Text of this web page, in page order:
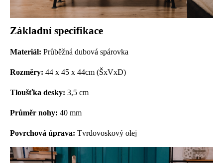
Základní specifikace
Materiál: Průběžná dubová spárovka
Rozměry: 44 x 45 x 44cm (ŠxVxD)
Tloušťka desky: 3,5 cm
Průměr nohy: 40 mm
Povrchová úprava: Tvrdovoskový olej